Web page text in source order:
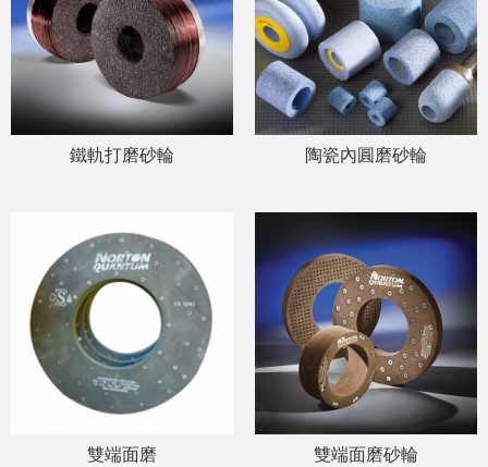
鐵軌打磨砂輪 陶瓷內圓磨砂輪
雙端面磨 雙端面磨砂輪